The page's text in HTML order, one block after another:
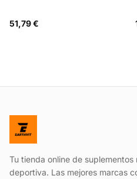
51,79 €
Tu tienda online de
deportiva. Las mejores marcas